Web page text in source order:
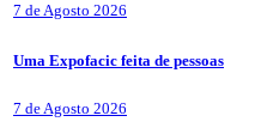
7 de Agosto 2026
Uma Expofacic feita de pessoas
7 de Agosto 2026